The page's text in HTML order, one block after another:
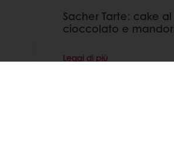
Sacher Tarte: cake al
cioccolato e
Leggi di più